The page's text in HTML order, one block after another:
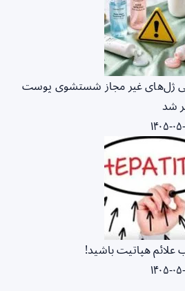
ژل‌های غیر مجاز شستشوی پوست
شد
علائم هپاتیت باشید!